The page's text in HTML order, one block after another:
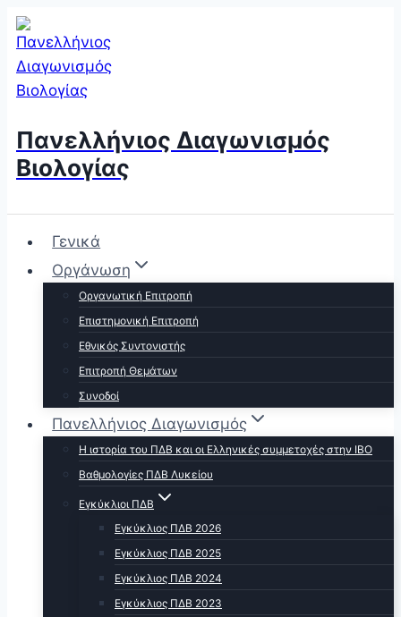
Skip
to
content
Πανελλήνιος Διαγωνισμός
Βιολογίας
Γενικά
Οργάνωση
Οργανωτική Επιτροπή
Επιστημονική Επιτροπή
Εθνικός Συντονιστής
Επιτροπή Θεμάτων
Συνοδοί
Πανελλήνιος Διαγωνισμός
Η ιστορία του ΠΔΒ και οι Ελληνικές συμμετοχές στην ΙΒΟ
Βαθμολογίες ΠΔΒ Λυκείου
Εγκύκλιοι ΠΔΒ
Εγκύκλιος ΠΔΒ 2026
Εγκύκλιος ΠΔΒ 2025
Εγκύκλιος ΠΔΒ 2024
Εγκύκλιος ΠΔΒ 2023